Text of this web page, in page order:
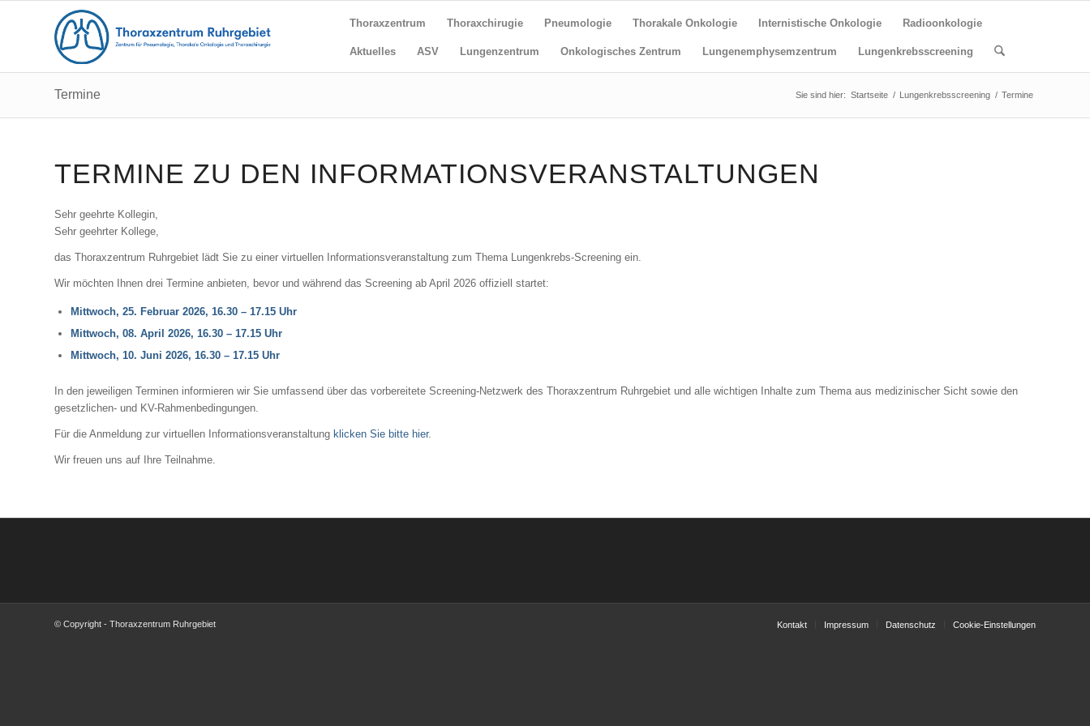
Thoraxzentrum Thoraxchirugie Pneumologie Thorakale Onkologie Internistische Onkologie Radioonkologie
Aktuelles ASV Lungenzentrum Onkologisches Zentrum Lungenemphysemzentrum Lungenkrebsscreening
Termine Sie sind hier: Startseite / Lungenkrebsscreening / Termine
TERMINE ZU DEN INFORMATIONSVERANSTALTUNGEN
Sehr geehrte Kollegin,
Sehr geehrter Kollege,
das Thoraxzentrum Ruhrgebiet lädt Sie zu einer virtuellen Informationsveranstaltung zum Thema Lungenkrebs-Screening ein.
Wir möchten Ihnen drei Termine anbieten, bevor und während das Screening ab April 2026 offiziell startet:
Mittwoch, 25. Februar 2026, 16.30 – 17.15 Uhr
Mittwoch, 08. April 2026, 16.30 – 17.15 Uhr
Mittwoch, 10. Juni 2026, 16.30 – 17.15 Uhr
In den jeweiligen Terminen informieren wir Sie umfassend über das vorbereitete Screening-Netzwerk des Thoraxzentrum Ruhrgebiet und alle wichtigen Inhalte zum Thema aus medizinischer Sicht sowie den
gesetzlichen- und KV-Rahmenbedingungen.
Für die Anmeldung zur virtuellen Informationsveranstaltung klicken Sie bitte hier.
Wir freuen uns auf Ihre Teilnahme.
© Copyright - Thoraxzentrum Ruhrgebiet Kontakt Impressum Datenschutz Cookie-Einstellungen